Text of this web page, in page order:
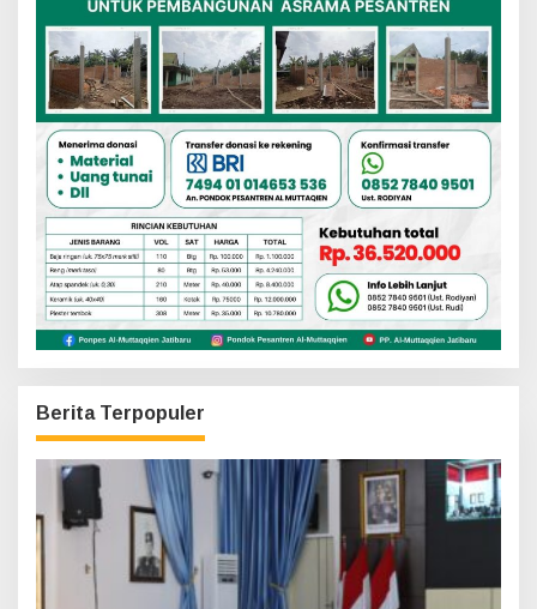
Berita Terpopuler